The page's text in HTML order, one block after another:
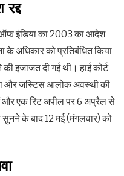
ऑफ इंडिया का 2003 का आदेश
के अधिकार को प्रतिबंधित किया
इजाजत दी गई थी। हाई कोर्ट
और जस्टिस आलोक अवस्थी की
और एक रिट अपील पर 6 अप्रैल से
सुनने के बाद 12 मई (मंगलवार) को